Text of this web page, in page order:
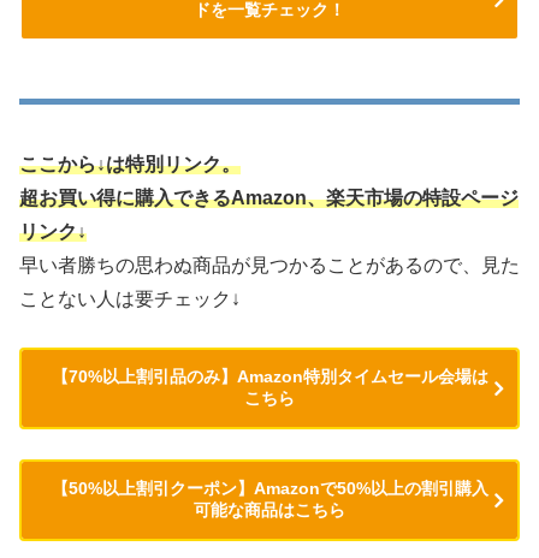
ドを一覧チェック！
ここから↓は特別リンク。
超お買い得に購入できるAmazon、楽天市場の特設ページ
リンク↓
早い者勝ちの思わぬ商品が見つかることがあるので、見た
ことない人は要チェック↓
【70%以上割引品のみ】Amazon特別タイムセール会場は
こちら
【50%以上割引クーポン】Amazonで50%以上の割引購入
可能な商品はこちら